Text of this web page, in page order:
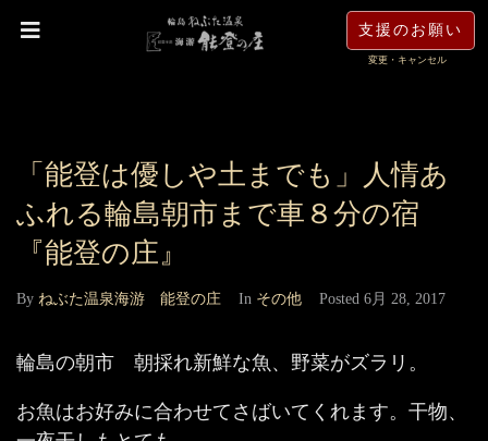
支援のお願い
変更・キャンセル
「能登は優しや土までも」人情あ
ふれる輪島朝市まで車８分の宿
『能登の庄』
By ねぶた温泉海游 能登の庄 In その他 Posted 6月 28, 2017
輪島の朝市 朝採れ新鮮な魚、野菜がズラリ。
お魚はお好みに合わせてさばいてくれます。干物、